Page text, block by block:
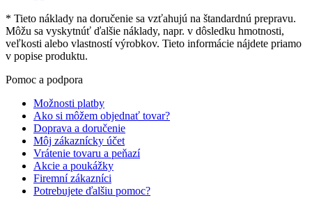
* Tieto náklady na doručenie sa vzťahujú na štandardnú prepravu.
Môžu sa vyskytnúť ďalšie náklady, napr. v dôsledku hmotnosti,
veľkosti alebo vlastností výrobkov. Tieto informácie nájdete priamo
v popise produktu.
Pomoc a podpora
Možnosti platby
Ako si môžem objednať tovar?
Doprava a doručenie
Môj zákaznícky účet
Vrátenie tovaru a peňazí
Akcie a poukážky
Firemní zákazníci
Potrebujete ďalšiu pomoc?